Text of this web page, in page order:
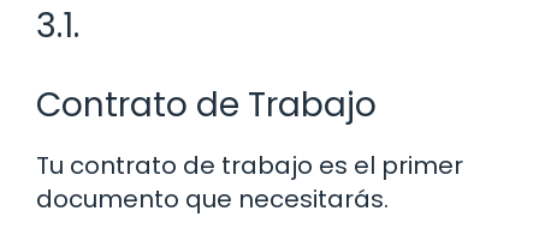
3.1.
Contrato de Trabajo
Tu contrato de trabajo es el primer
documento que necesitarás.